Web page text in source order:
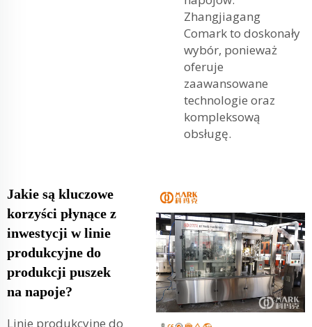
Zhangjiagang
Comark to doskonały
wybór, ponieważ
oferuje
zaawansowane
technologie oraz
kompleksową
obsługę.
Jakie są kluczowe
korzyści płynące z
inwestycji w linie
produkcyjne do
produkcji puszek
na napoje?
Linie produkcyjne do